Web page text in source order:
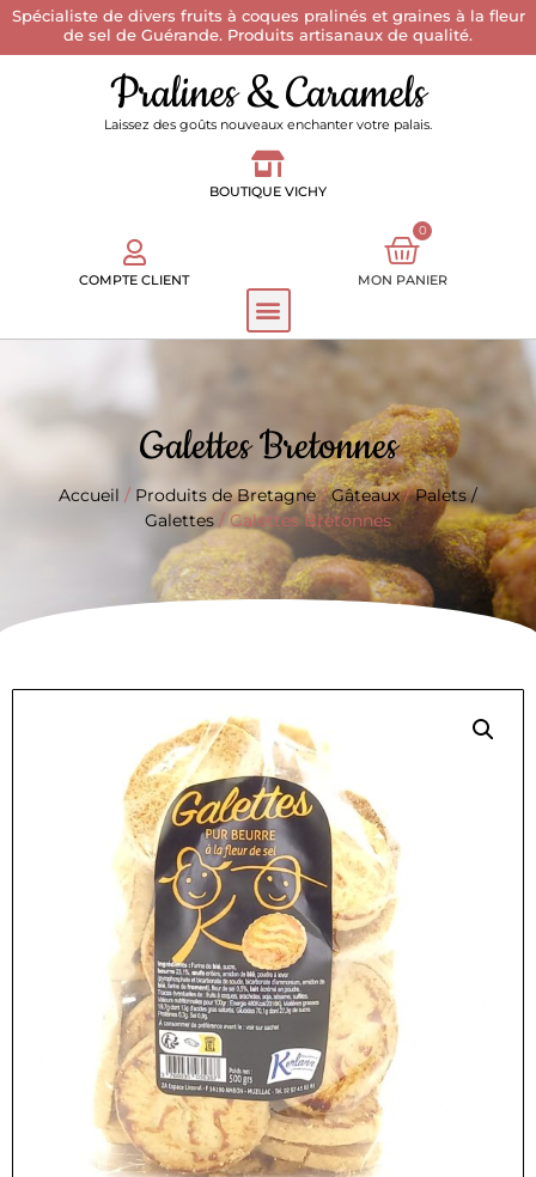
Spécialiste de divers fruits à coques pralinés et graines à la fleur
de sel de Guérande. Produits artisanaux de qualité.
Pralines & Caramels
Laissez des goûts nouveaux enchanter votre palais.
BOUTIQUE VICHY
COMPTE CLIENT
0
MON PANIER
Galettes Bretonnes
Accueil / Produits de Bretagne/Gâteaux/Palets /
Galettes / Galettes Bretonnes